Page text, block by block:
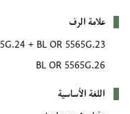
علامة الرف
BL OR 5565G.23
+
BL OR 5565G.26
اللغة الأساسية